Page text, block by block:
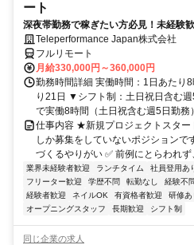
ート
深夜帯勤務で稼ぎたい方必見！未経験
Teleperformance Japan株式会社
フルリモート
月給330,000円～360,000円
勤務時間詳細 実働時間：1日あたり
り21日 ▼シフト制：土日祝日含む
で実働8時間（土日祝含む週5日勤務
仕事内容 ★新規プロジェクトスター
しか募集をしていないポジションで
づくるやりがい ✅ 前例にとらわれ
業界未経験者歓迎 ランチタイム 社員登用あ
フリーター歓迎
学歴不問 転勤なし 経験不
経験者歓迎
ネイルOK 有資格者歓迎 研修あ
オープニングスタッフ
長期歓迎 シフト制
同じ企業の求人